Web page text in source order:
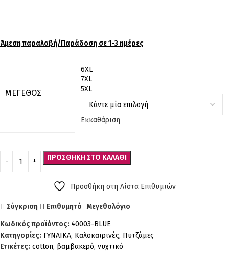
Άμεση παραλαβή/Παράδοση σε 1-3 ημέρες
ΜΈΓΕΘΟΣ
6XL
7XL
5XL
Εκκαθάριση
ΠΡΟΣΘΉΚΗ ΣΤΟ ΚΑΛΆΘΙ
Προσθήκη στη Λίστα Επιθυμιών
Σύγκριση Επιθυμητό
Μεγεθολόγιο
Κωδικός προϊόντος: 40003-BLUE
Κατηγορίες: ΓΥΝΑΙΚΑ, Καλοκαιρινές, Πυτζάμες
Ετικέτες: cotton, βαμβακερό, νυχτικό